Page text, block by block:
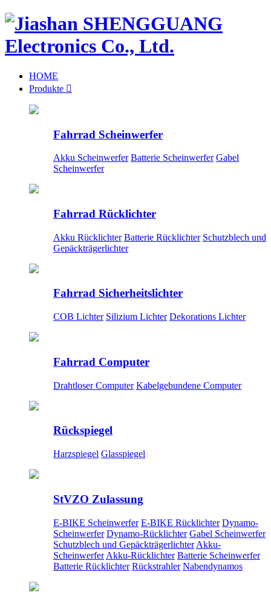
HOME
Produkte 
Fahrrad Scheinwerfer
Akku Scheinwerfer Batterie Scheinwerfer Gabel
Scheinwerfer
Fahrrad Rücklichter
Akku Rücklichter Batterie Rücklichter Schutzblech und
Gepäckträgerlichter
Fahrrad Sicherheitslichter
COB Lichter Silizium Lichter Dekorations Lichter
Fahrrad Computer
Drahtloser Computer Kabelgebundene Computer
Rückspiegel
Harzspiegel Glasspiegel
StVZO Zulassung
E-BIKE Scheinwerfer E-BIKE Rücklichter Dynamo-
Scheinwerfer Dynamo-Rücklichter Gabel Scheinwerfer
Schutzblech und Gepäckträgerlichter Akku-
Scheinwerfer Akku-Rücklichter Batterie Scheinwerfer
Batterie Rücklichter Rückstrahler Nabendynamos